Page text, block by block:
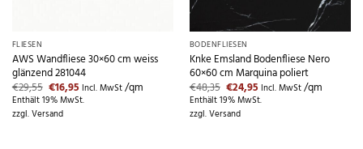
FLIESEN
AWS Wandfliese 30×60 cm weiss
glänzend 281044
€29,55 Ursprünglicher
Preis
war:
€29,55
€16,95Aktueller
Preis
ist:
Incl. MwSt/qm
Enthält 19% MwSt.
zzgl.Versand
BODENFLIESEN
Knke Emsland Bodenfliese Nero
60×60 cm Marquina poliert
€48,35 Ursprünglicher
Preis
war:
€48,35
€24,95Aktueller
Preis
ist:
Incl. MwSt/qm
Enthält 19% MwSt.
zzgl.Versand